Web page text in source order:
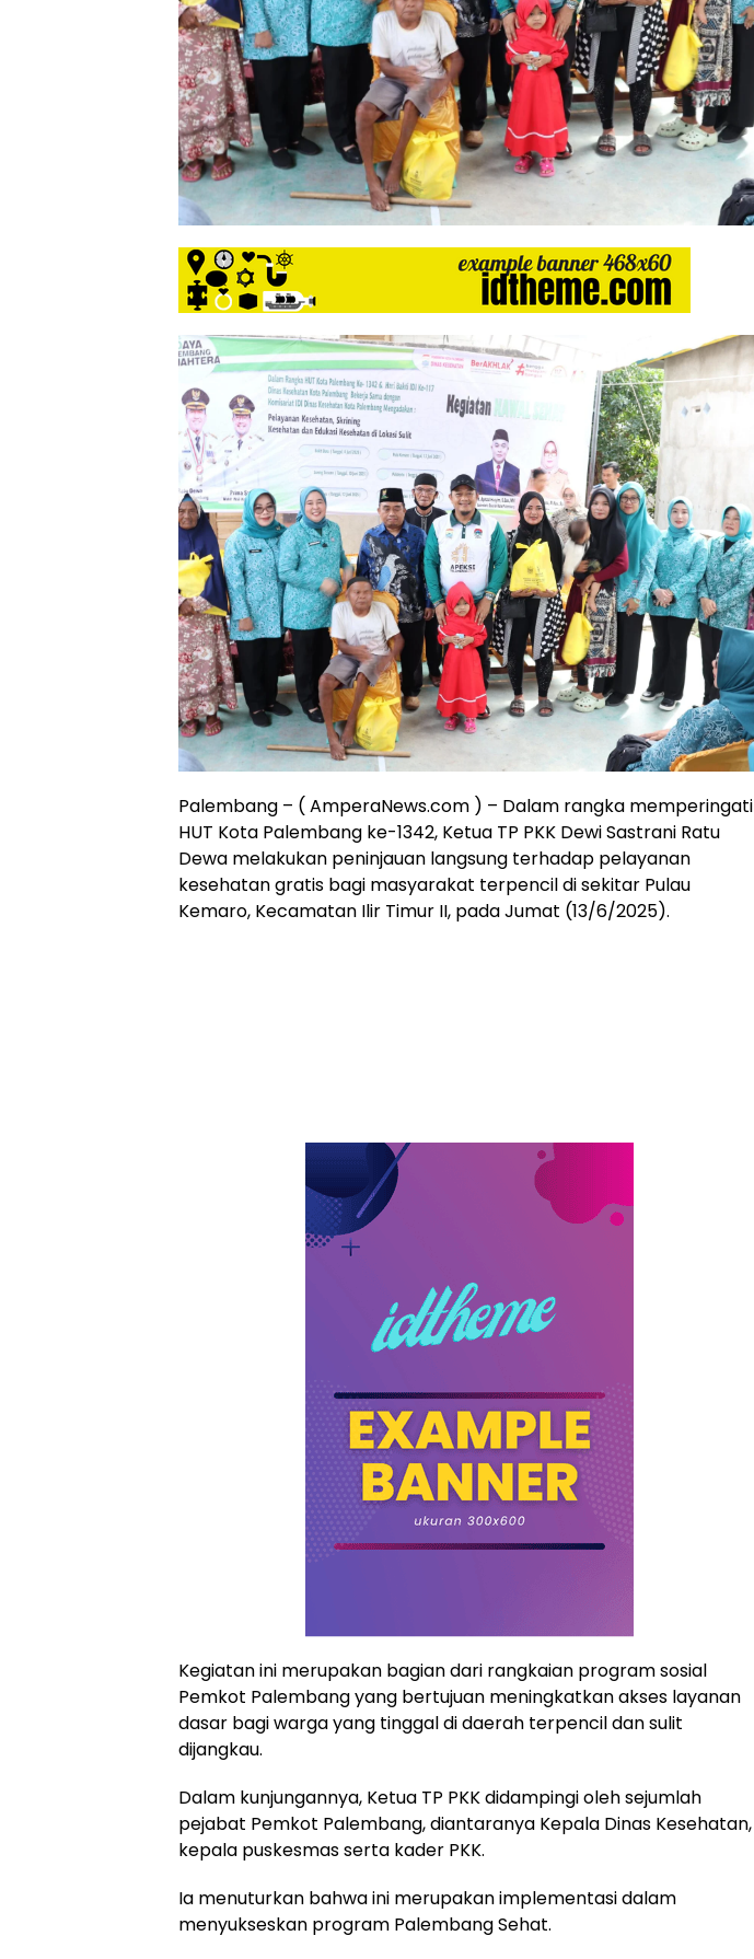
siber
lebih
eksklusif,
bergaya
trendi,
mengandung
unsur
edukasi,
gaya
hidup,
hiburan,
bebas
dari
SARA,
narkoba
dan
berita
asusila
Media
Cetak
dan
Online
Ampera
News
Palembang – ( AmperaNews.com ) – Dalam rangka memperingati
HUT Kota Palembang ke-1342, Ketua TP PKK Dewi Sastrani Ratu
Dewa melakukan peninjauan langsung terhadap pelayanan
kesehatan gratis bagi masyarakat terpencil di sekitar Pulau
Kemaro, Kecamatan Ilir Timur II, pada Jumat (13/6/2025).
Kegiatan ini merupakan bagian dari rangkaian program sosial
Pemkot Palembang yang bertujuan meningkatkan akses layanan
dasar bagi warga yang tinggal di daerah terpencil dan sulit
dijangkau.
Dalam kunjungannya, Ketua TP PKK didampingi oleh sejumlah
pejabat Pemkot Palembang, diantaranya Kepala Dinas Kesehatan,
kepala puskesmas serta kader PKK.
Ia menuturkan bahwa ini merupakan implementasi dalam
menyukseskan program Palembang Sehat.